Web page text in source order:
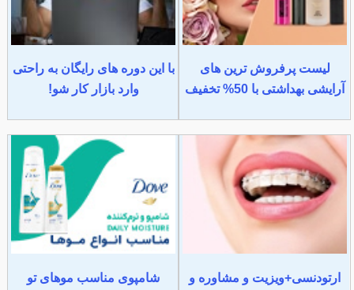
لیست پرفروش ترین های
آرایشی بهداشتی با 50% تخفیف
با این دوره های رایگان به راحتی
وارد بازار کار شو!
ارتودنسی+ویزیت و مشاوره و
شامپوی مناسب موهای تو